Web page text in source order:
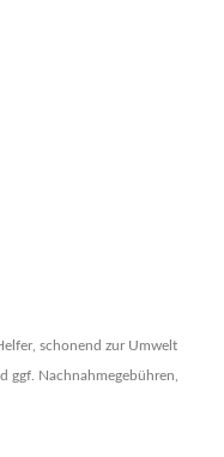
schonend zur Umwelt
ggf. Nachnahmegebühren,